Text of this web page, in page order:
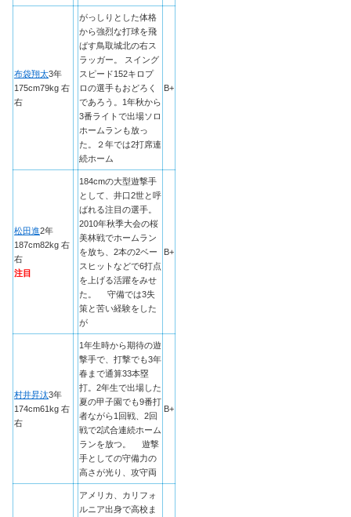
布袋翔太3年
175cm79kg 右
右
がっしりとした体格
から強烈な打球を飛
ばす鳥取城北の右ス
ラッガー。 スイング
スピード152キロプ
ロの選手もおどろく
であろう。1年秋から
3番ライトで出場ソロ
ホームランも放っ
た。２年では2打席連
続ホーム
B+
松田進2年
187cm82kg 右
右
注目
184cmの大型遊撃手
として、井口2世と呼
ばれる注目の選手。
2010年秋季大会の桜
美林戦でホームラン
を放ち、2本の2ベー
スヒットなどで6打点
を上げる活躍をみせ
た。 守備では3失
策と苦い経験をした
が
B+
村井昇汰3年
174cm61kg 右
右
1年生時から期待の遊
撃手で、打撃でも3年
春まで通算33本塁
打。2年生で出場した
夏の甲子園でも9番打
者ながら1回戦、2回
戦で2試合連続ホーム
ランを放つ。 遊撃
手としての守備力の
高さが光り、攻守両
B+
アメリカ、カリフォ
ルニア出身で高校ま